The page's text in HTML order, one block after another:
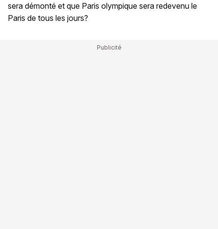
sera démonté et que Paris olympique sera redevenu le
Paris de tous les jours?